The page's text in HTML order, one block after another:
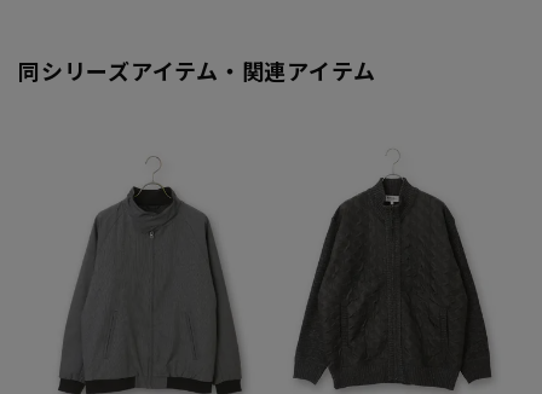
同シリーズアイテム・関連アイテム